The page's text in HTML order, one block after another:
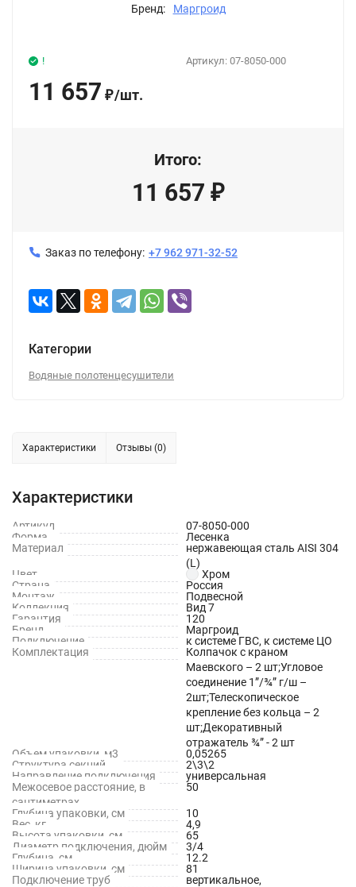
Бренд: Маргроид
Артикул: 07-8050-000
!
11 657 ₽/шт.
Итого:
11 657 ₽
Заказ по телефону: +7 962 971-32-52
Категории
Водяные полотенцесушители
Характеристики Отзывы (0)
Характеристики
Артикул
07-8050-000
Форма
Лесенка
Материал
нержавеющая сталь AISI 304
(L)
Цвет
Хром
Страна
Россия
Монтаж
Подвесной
Коллекция
Вид 7
Гарантия
120
Бренд
Маргроид
Подключение
к системе ГВС, к системе ЦО
Комплектация
Колпачок с краном
Маевского – 2 шт;Угловое
соединение 1”/¾” г/ш –
2шт;Телескопическое
крепление без кольца – 2
шт;Декоративный
отражатель ¾” - 2 шт
Объем упаковки, м3
0,05265
Структура секций
2\3\2
Направление подключения
универсальная
Межосевое расстояние, в
сантиметрах
50
Глубина упаковки, cм
10
Вес, кг
4,9
Высота упаковки, см
65
Диаметр подключения, дюйм
3/4
Глубина, см
12.2
Ширина упаковки, см
81
Подключение труб
вертикальное,